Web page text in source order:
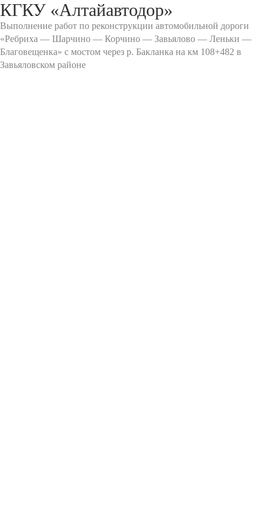
КГКУ «Алтайавтодор»
Выполнение работ по реконструкции автомобильной дороги
«Ребриха — Шарчино — Корчино — Завьялово — Леньки —
Благовещенка» с мостом через р. Бакланка на км 108+482 в
Завьяловском районе